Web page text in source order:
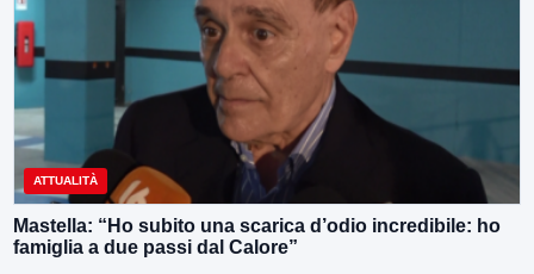
ATTUALITÀ
Mastella: “Ho subito una scarica d’odio incredibile: ho
famiglia a due passi dal Calore”